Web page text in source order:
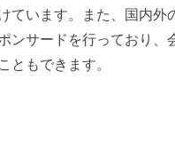
ています。また、国内外
ンサードを行っており、
ともできます。